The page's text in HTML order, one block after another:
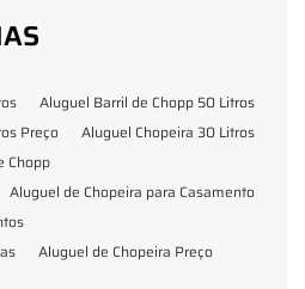
Aluguel Barril de Chopp 50 Litros
Preço
Aluguel Chopeira 30 Litros
Chopp
Aluguel de Chopeira para Casamento
Aluguel de Chopeira Preço